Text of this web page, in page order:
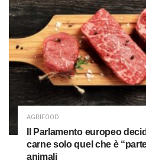
AGRIFOOD
Il Parlamento europeo
carne solo quel che è
animali